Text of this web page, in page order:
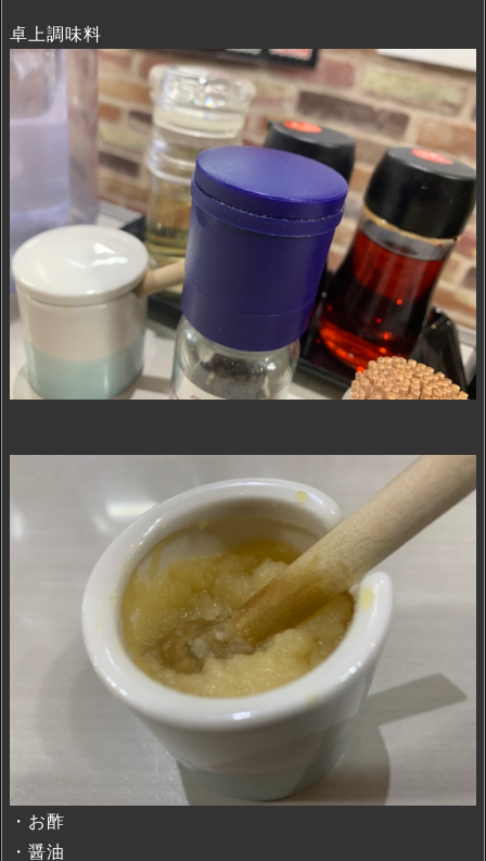
卓上調味料
・お酢
・醤油